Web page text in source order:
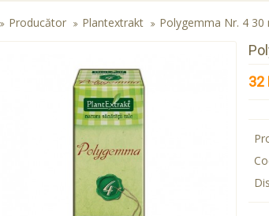
Producător Plantextrakt Polygemma Nr. 4 30
32